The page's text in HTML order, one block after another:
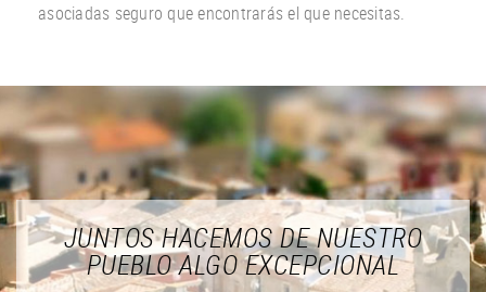
asociadas seguro que encontrarás el que necesitas.
JUNTOS HACEMOS DE NUESTRO
PUEBLO ALGO EXCEPCIONAL